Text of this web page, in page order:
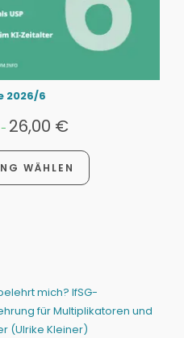
2026/6
- 26,00 €
WÄHLEN
mich? IfSG-
für Multiplikatoren und
(Ulrike Kleiner)